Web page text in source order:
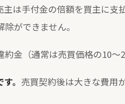
主は手付金の倍額を買主に支
ができません。
金（通常は売買価格の10〜
。 売買契約後は大きな費用